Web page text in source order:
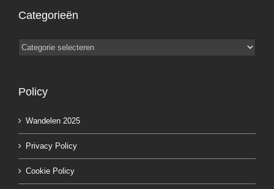
Categorieën
Categorieën
Policy
Wandelen 2025
Privacy Policy
Cookie Policy